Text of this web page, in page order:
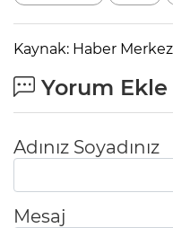
Kaynak: Haber
Yorum Ekle
Adınız Soyadınız
Mesaj